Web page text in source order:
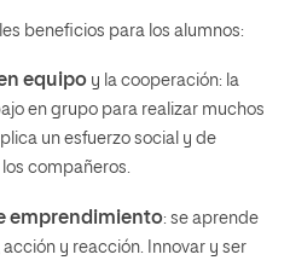
beneficios para los alumnos:
equipoy la cooperación: la
en grupo para realizar muchos
un esfuerzo social y de
compañeros.
emprendimiento: se aprende
y reacción. Innovar y ser